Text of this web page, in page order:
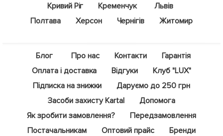
Кривий Ріг
Кременчук
Львів
Полтава
Херсон Чернігів Житомир
Блог Про нас Контакти
Гарантія
Оплата і доставка
Відгуки
Клуб "LUX"
Підписка на знижки
Даруємо до 250 грн
Засоби захисту Kartal
Допомога
Як зробити замовлення?
Передзамовлення
Постачальникам
Оптовий прайс Бренди